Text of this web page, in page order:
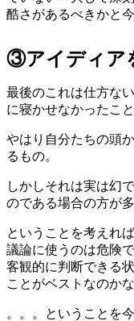
酷さがあるべきかと
③アイディア
最後のこれは仕方な
に寝かせなかったこ
やはり自分たちの頭
るもの。
しかしそれは実は幻
のである場合の方が
ということを考えれ
議論に使うのは危険
客観的に判断できる
ことがベストなのか
。。。ということを